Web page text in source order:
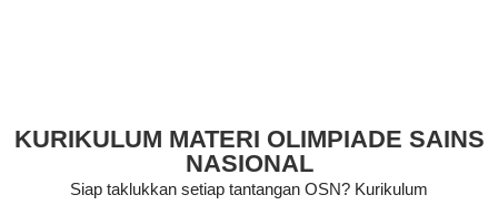
KURIKULUM MATERI OLIMPIADE SAINS
NASIONAL
Siap taklukkan setiap tantangan OSN? Kurikulum